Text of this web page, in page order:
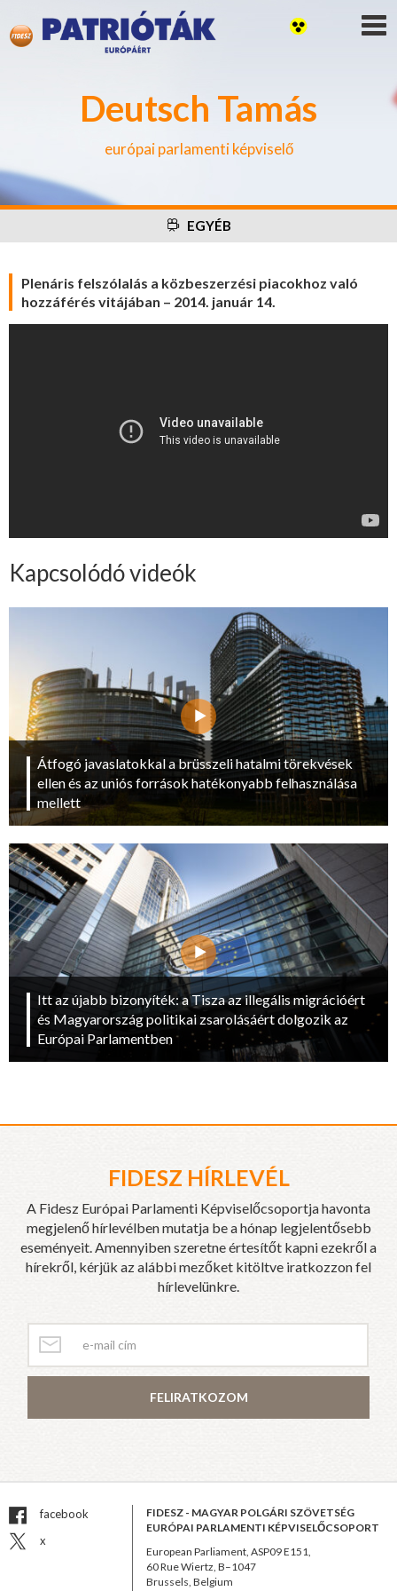
Deutsch Tamás
európai parlamenti képviselő
EGYÉB
Plenáris felszólalás a közbeszerzési piacokhoz való
hozzáférés vitájában – 2014. január 14.
Kapcsolódó videók
Átfogó javaslatokkal a brüsszeli hatalmi törekvések
ellen és az uniós források hatékonyabb felhasználása
mellett
Itt az újabb bizonyíték: a Tisza az illegális migrációért
és Magyarország politikai zsarolásáért dolgozik az
Európai Parlamentben
FIDESZ HÍRLEVÉL
A Fidesz Európai Parlamenti Képviselőcsoportja havonta
megjelenő hírlevélben mutatja be a hónap legjelentősebb
eseményeit. Amennyiben szeretne értesítőt kapni ezekről a
hírekről, kérjük az alábbi mezőket kitöltve iratkozzon fel
hírlevelünkre.
FELIRATKOZOM
facebook
x
FIDESZ - MAGYAR POLGÁRI SZÖVETSÉG
EURÓPAI PARLAMENTI KÉPVISELŐCSOPORT
European Parliament, ASP09 E151,
60 Rue Wiertz, B–1047
Brussels, Belgium